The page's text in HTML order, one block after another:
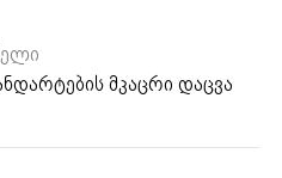
მკაცრი დაცვა